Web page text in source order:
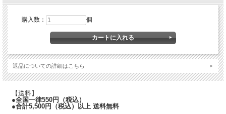
購入数： 個
返品についての詳細はこちら
【送料】
●全国一律550円（税込）
●合計5,500円（税込）以上 送料無料